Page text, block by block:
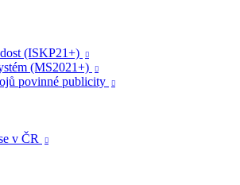
(ISKP21+)

(MS2021+) 
povinné publicity 
v ČR 